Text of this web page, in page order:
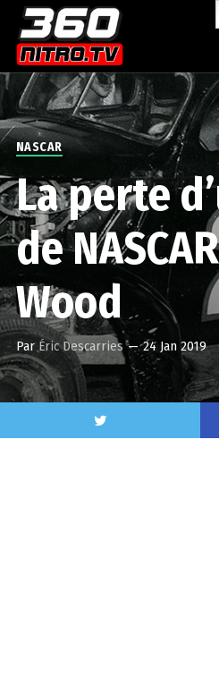
NASCAR
La perte
de
Wood
ParÉric Descarries — 24 Jan 2019